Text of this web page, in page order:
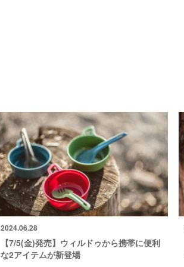
2024.06.28
【7/5(金)発売】ウィルドゥから携帯に便利
な2アイテムが新登場